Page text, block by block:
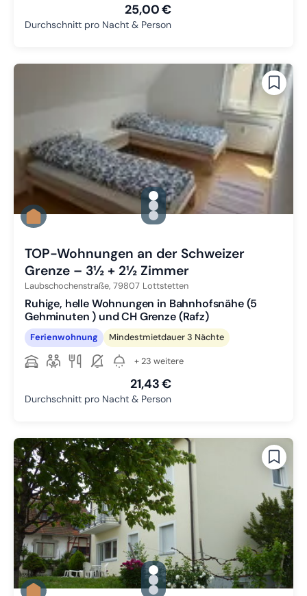
25,00 €
Durchschnitt pro Nacht & Person
gallery.slide_selector
Zu Slide 1 wechseln
Zu Slide 2 wechseln
Zu Slide 3 wechseln
TOP-Wohnungen an der Schweizer
Grenze – 3½ + 2½ Zimmer
Laubschochenstraße, 79807 Lottstetten
Ruhige, helle Wohnungen in Bahnhofsnähe (5
Gehminuten ) und CH Grenze (Rafz)
Ferienwohnung Mindestmietdauer 3 Nächte
+ 23 weitere
21,43 €
Durchschnitt pro Nacht & Person
gallery.slide_selector
Zu Slide 1 wechseln
Zu Slide 2 wechseln